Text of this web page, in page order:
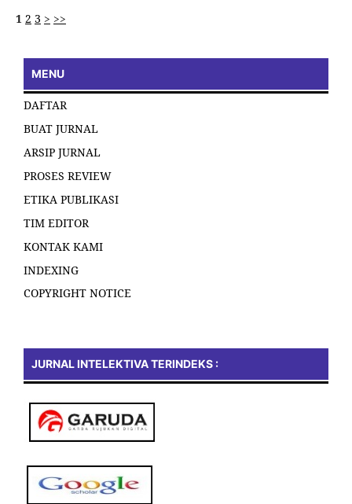
1 2 3 > >>
MENU
DAFTAR
BUAT JURNAL
ARSIP JURNAL
PROSES REVIEW
ETIKA PUBLIKASI
TIM EDITOR
KONTAK KAMI
INDEXING
COPYRIGHT NOTICE
JURNAL INTELEKTIVA TERINDEKS :